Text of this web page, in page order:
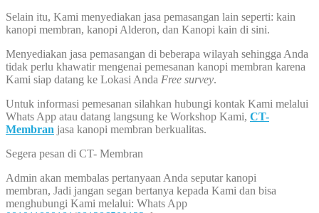
Selain itu, Kami menyediakan jasa pemasangan lain seperti: kain
kanopi membran, kanopi Alderon, dan Kanopi kain di sini.
Menyediakan jasa pemasangan di beberapa wilayah sehingga Anda
tidak perlu khawatir mengenai pemesanan kanopi membran karena
Kami siap datang ke Lokasi Anda Free survey.
Untuk informasi pemesanan silahkan hubungi kontak Kami melalui
Whats App atau datang langsung ke Workshop Kami, CT-
Membran jasa kanopi membran berkualitas.
Segera pesan di CT- Membran
Admin akan membalas pertanyaan Anda seputar kanopi
membran, Jadi jangan segan bertanya kepada Kami dan bisa
menghubungi Kami melalui: Whats App